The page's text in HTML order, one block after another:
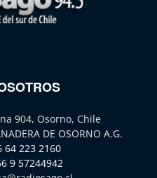
904, Osorno, Chile
DE OSORNO A.G.
64 223 2160
9 57244942